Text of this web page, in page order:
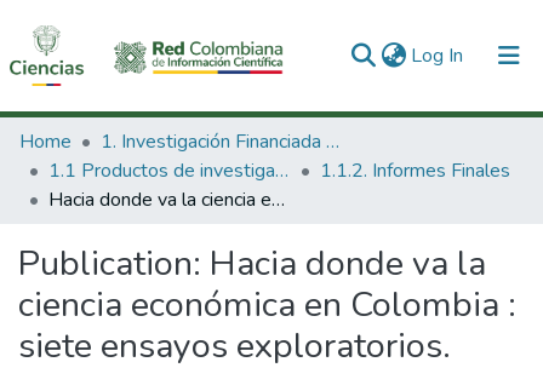
Log In (current)
Communities & Collections
All of DSpace
Home
1. Investigación Financiada con Recursos Públicos
1.1 Productos de investigación
1.1.2. Informes Finales
Hacia donde va la ciencia económica en Colombia : siete ensayos exploratorios.
Publication: Hacia donde va la
ciencia económica en Colombia :
siete ensayos exploratorios.